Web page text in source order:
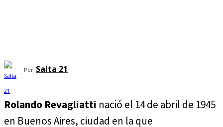
Por Salta 21
Rolando Revagliatti nació el 14 de abril de 1945
en Buenos Aires, ciudad en la que